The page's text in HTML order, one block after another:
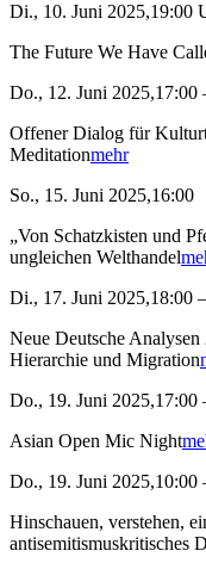
Di., 10. Juni 2025,19:00
The Future We Have
Do., 12. Juni 2025,17:00
Offener Dialog für
Meditationmehr
So., 15. Juni 2025,16:00
„Von Schatzkisten und
ungleichen Welthandel
Di., 17. Juni 2025,18:00
Neue Deutsche
Hierarchie und Migration
Do., 19. Juni 2025,17:00
Asian Open Mic Night
Do., 19. Juni 2025,10:00
Hinschauen, verstehen,
antisemitismuskritisches